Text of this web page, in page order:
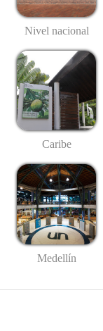
Nivel nacional
Caribe
Medellín